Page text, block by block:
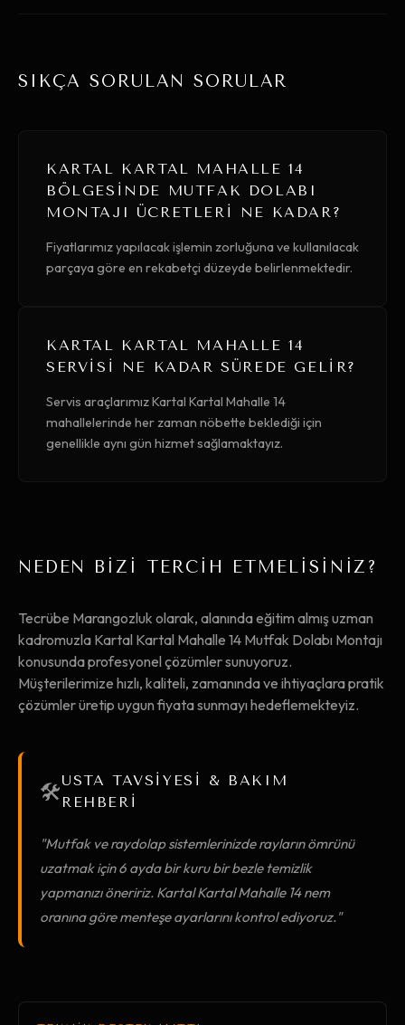
SIKÇA SORULAN SORULAR
KARTAL KARTAL MAHALLE 14
BÖLGESINDE MUTFAK DOLABI
MONTAJI ÜCRETLERI NE KADAR?
Fiyatlarımız yapılacak işlemin zorluğuna ve kullanılacak
parçaya göre en rekabetçi düzeyde belirlenmektedir.
KARTAL KARTAL MAHALLE 14
SERVISI NE KADAR SÜREDE GELIR?
Servis araçlarımız Kartal Kartal Mahalle 14
mahallelerinde her zaman nöbette beklediği için
genellikle aynı gün hizmet sağlamaktayız.
NEDEN BİZİ TERCİH ETMELİSİNİZ?
Tecrübe Marangozluk olarak, alanında eğitim almış uzman
kadromuzla Kartal Kartal Mahalle 14 Mutfak Dolabı Montajı
konusunda profesyonel çözümler sunuyoruz.
Müşterilerimize hızlı, kaliteli, zamanında ve ihtiyaçlara pratik
çözümler üretip uygun fiyata sunmayı hedeflemekteyiz.
🛠️USTA TAVSİYESİ & BAKIM
REHBERİ
"Mutfak ve raydolap sistemlerinizde rayların ömrünü
uzatmak için 6 ayda bir kuru bir bezle temizlik
yapmanızı öneririz. Kartal Kartal Mahalle 14 nem
oranına göre menteşe ayarlarını kontrol ediyoruz."